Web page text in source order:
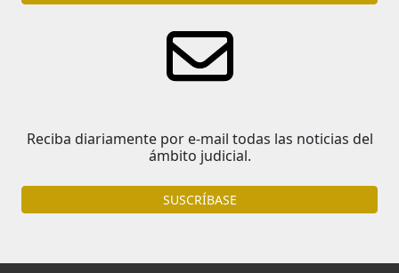
Reciba diariamente por e-mail todas las noticias del
ámbito judicial.
SUSCRÍBASE